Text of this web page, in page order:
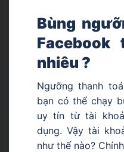
Bùng
nhiêu ?
Ngưỡng thanh
bạn có thể chạy
uy tín từ tài
dụng. Vậy tài
như thế nào?